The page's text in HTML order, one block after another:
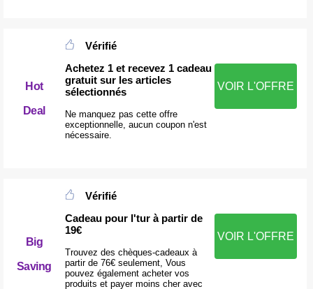
Hot
Deal
Vérifié
Achetez 1 et recevez 1 cadeau
gratuit sur les articles
sélectionnés
Ne manquez pas cette offre
exceptionnelle, aucun coupon n'est
nécessaire.
VOIR L'OFFRE
Big
Saving
Vérifié
Cadeau pour l'tur à partir de
19€
Trouvez des chèques-cadeaux à
partir de 76€ seulement, Vous
pouvez également acheter vos
produits et payer moins cher avec
VOIR L'OFFRE